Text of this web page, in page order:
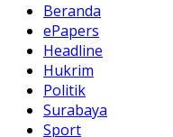
Beranda
ePapers
Headline
Hukrim
Politik
Surabaya
Sport